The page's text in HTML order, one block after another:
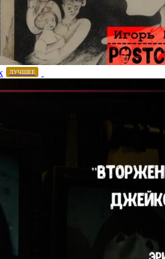
ЛУЧШЕЕ